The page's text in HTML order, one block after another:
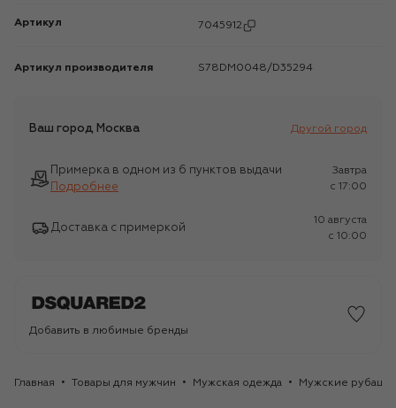
Артикул 7045912
Артикул производителя S78DM0048/D35294
Ваш город Москва Другой город
Примерка в одном из 6 пунктов выдачи
Подробнее
Завтра
c 17:00
Доставка с примеркой
10 августа
c 10:00
Добавить в любимые бренды
Главная Товары для мужчин Мужская одежда Мужские